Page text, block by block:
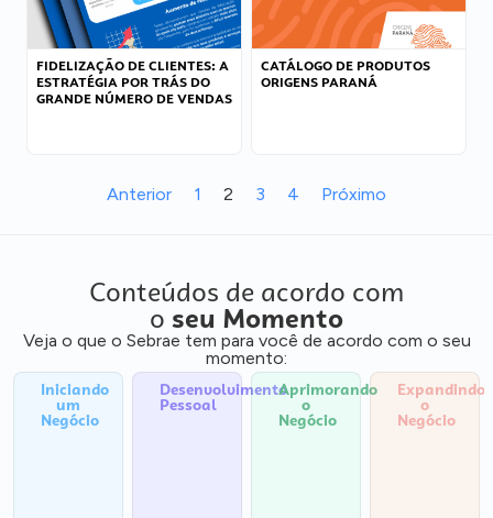
FIDELIZAÇÃO DE CLIENTES: A
ESTRATÉGIA POR TRÁS DO
GRANDE NÚMERO DE VENDAS
CATÁLOGO DE PRODUTOS
ORIGENS PARANÁ
Anterior 1 2 3 4 Próximo
Conteúdos de acordo com
o seu Momento
Veja o que o Sebrae tem para você de acordo com o seu
momento:
Iniciando
um
Negócio
Desenvolvimento
Pessoal
Aprimorando
o
Negócio
Expandindo
o
Negócio